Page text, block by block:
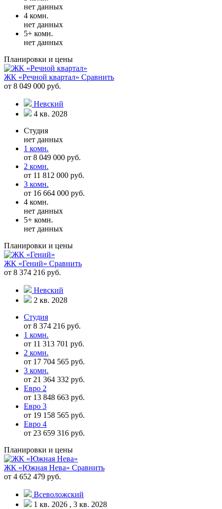
нет данных
4 комн.
нет данных
5+ комн.
нет данных
Планировки и цены
ЖК «Речной квартал» Сравнить
от 8 049 000 руб.
Невский
4 кв. 2028
Студия
нет данных
1 комн.
от 8 049 000 руб.
2 комн.
от 11 812 000 руб.
3 комн.
от 16 664 000 руб.
4 комн.
нет данных
5+ комн.
нет данных
Планировки и цены
ЖК «Гений» Сравнить
от 8 374 216 руб.
Невский
2 кв. 2028
Студия
от 8 374 216 руб.
1 комн.
от 11 313 701 руб.
2 комн.
от 17 704 565 руб.
3 комн.
от 21 364 332 руб.
Евро 2
от 13 848 663 руб.
Евро 3
от 19 158 565 руб.
Евро 4
от 23 659 316 руб.
Планировки и цены
ЖК «Южная Нева» Сравнить
от 4 652 479 руб.
Всеволожский
1 кв. 2026 , 3 кв. 2028